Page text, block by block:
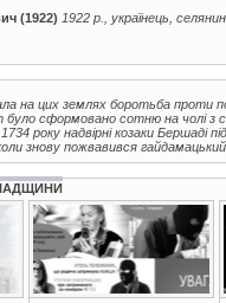
(1922) 1922 р., українець,
на цих землях боротьба проти
було сформовано сотню на чолі з
року надвірні козаки
знову пожвавився